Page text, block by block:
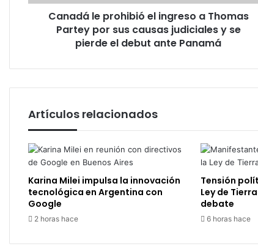
ante
Panamá
Canadá le prohibió el ingreso a Thomas
Partey por sus causas judiciales y se
pierde el debut ante Panamá
Artículos relacionados
Karina Milei impulsa la innovación
tecnológica en Argentina con
Google
2 horas hace
Tensión
Ley de
debate
6 horas hace